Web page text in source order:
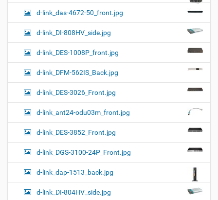
d-link_das-4672-50_front.jpg
d-link_DI-808HV_side.jpg
d-link_DES-1008P_front.jpg
d-link_DFM-562IS_Back.jpg
d-link_DES-3026_Front.jpg
d-link_ant24-odu03m_front.jpg
d-link_DES-3852_Front.jpg
d-link_DGS-3100-24P_Front.jpg
d-link_dap-1513_back.jpg
d-link_DI-804HV_side.jpg